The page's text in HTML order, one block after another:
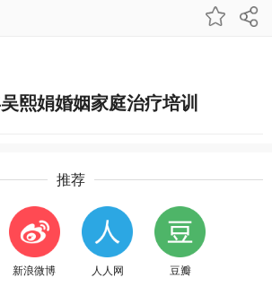
熙娟婚姻家庭治疗培训
推荐
新浪微博 人人网 豆瓣